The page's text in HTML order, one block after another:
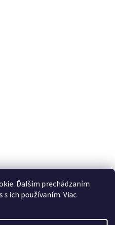
Ďalším prechádzaním
ich používaním. Viac
/ €0